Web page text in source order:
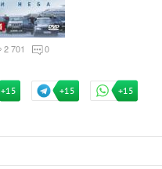
2 701 0
+15 +15 +15